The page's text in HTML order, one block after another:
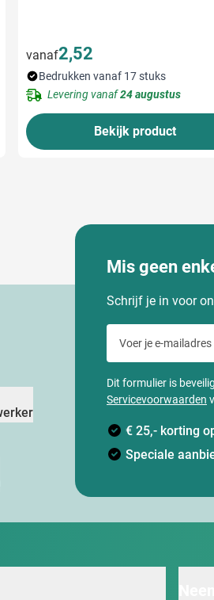
vanaf2,52
Bedrukken vanaf 17 stuks
Levering vanaf24 augustus
Bekijk product
Mis geen
Schrijf je in voor
Dit formulier is
Servicevoorwaarden
€ 25,- korting
Speciale